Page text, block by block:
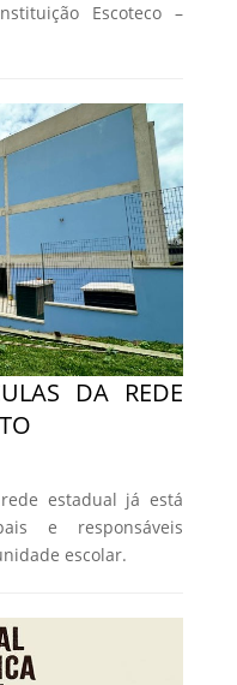
Escoteco –
DA REDE
estadual já está
e responsáveis
escolar.